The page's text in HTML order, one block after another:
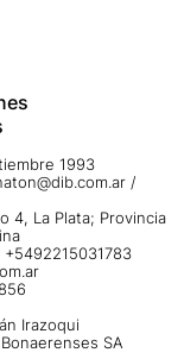
1993
/
4, La Plata; Provincia
Irazoqui
SA